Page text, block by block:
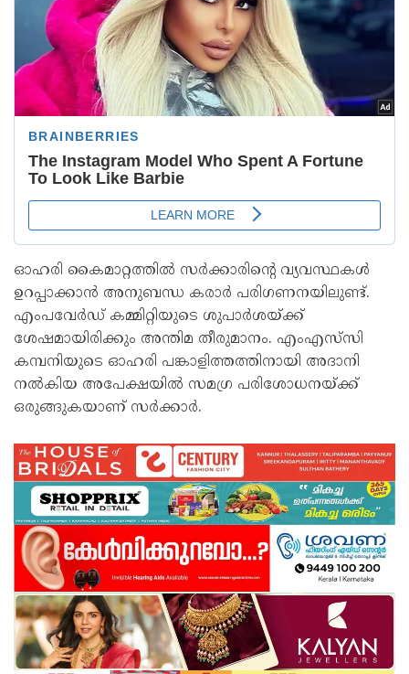
ഓഹരി കൈമാറ്റത്തില്‍ സര്‍ക്കാരിന്റെ വ്യവസ്ഥകള്‍
ഉറപ്പാക്കാന്‍ അനുബന്ധ കരാര്‍ പരിഗണനയിലുണ്ട്.
എംപവേര്‍ഡ് കമ്മിറ്റിയുടെ ശുപാര്‍ശയ്ക്ക്
ശേഷമായിരിക്കും അന്തിമ തീരുമാനം. എംഎസ്‌സി
കമ്പനിയുടെ ഓഹരി പങ്കാളിത്തത്തിനായി അദാനി
നല്‍കിയ അപേക്ഷയില്‍ സമഗ്ര പരിശോധനയ്ക്ക്
ഒരുങ്ങുകയാണ് സര്‍ക്കാര്‍.